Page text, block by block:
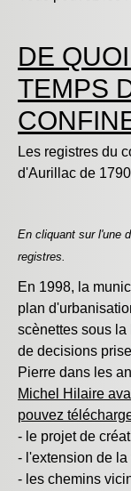
DE
TEMPS
Les registres du
d'Aurillac de
En cliquant sur l'une
registres.
En 1998, la
plan
scènettes sous
de decisions
Pierre dans les
Michel Hilaire
pouvez
- le projet de
- l'extension de
- les chemins